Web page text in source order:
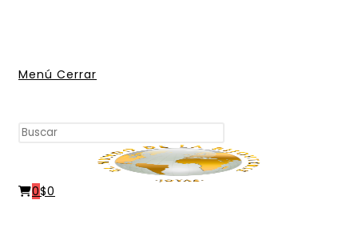
Menú Cerrar
Buscar
web
Escape
para
0$0